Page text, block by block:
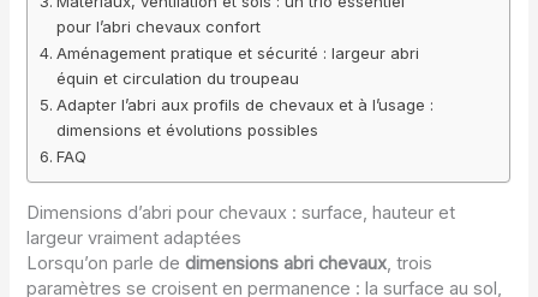
pour l’abri chevaux confort
Aménagement pratique et sécurité : largeur abri
équin et circulation du troupeau
Adapter l’abri aux profils de chevaux et à l’usage :
dimensions et évolutions possibles
FAQ
Dimensions d’abri pour chevaux : surface, hauteur et
largeur vraiment adaptées
Lorsqu’on parle dedimensions abri chevaux, trois
paramètres se croisent en permanence : la surface au sol,